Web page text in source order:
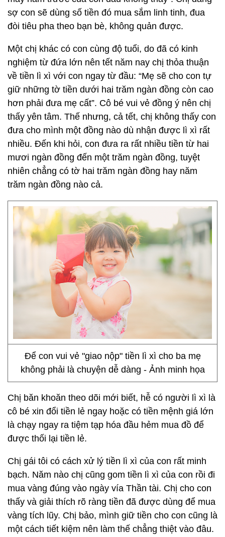
sợ con sẽ dùng số tiền đó mua sắm linh tinh, đua
đòi tiêu pha theo bạn bè, không quản được.
Một chị khác có con cùng độ tuổi, do đã có kinh
nghiệm từ đứa lớn nên tết năm nay chị thỏa thuận
về tiền lì xì với con ngay từ đầu: “Mẹ sẽ cho con tự
giữ những tờ tiền dưới hai trăm ngàn đồng còn cao
hơn phải đưa mẹ cất”. Cô bé vui vẻ đồng ý nên chị
thấy yên tâm. Thế nhưng, cả tết, chị không thấy con
đưa cho mình một đồng nào dù nhận được lì xì rất
nhiều. Đến khi hỏi, con đưa ra rất nhiều tiền từ hai
mươi ngàn đồng đến một trăm ngàn đồng, tuyệt
nhiên chẳng có tờ hai trăm ngàn đồng hay năm
trăm ngàn đồng nào cả.
Để con vui vẻ "giao nộp" tiền lì xì cho ba mẹ
không phải là chuyện dễ dàng - Ảnh minh họa
Chị băn khoăn theo dõi mới biết, hễ có người lì xì là
cô bé xin đổi tiền lẻ ngay hoặc có tiền mệnh giá lớn
là chạy ngay ra tiệm tạp hóa đầu hẻm mua đồ để
được thối lại tiền lẻ.
Chị gái tôi có cách xử lý tiền lì xì của con rất minh
bạch. Năm nào chị cũng gom tiền lì xì của con rồi đi
mua vàng đúng vào ngày vía Thần tài. Chị cho con
thấy và giải thích rõ ràng tiền đã được dùng để mua
vàng tích lũy. Chị bảo, mình giữ tiền cho con cũng là
một cách tiết kiệm nên làm thế chẳng thiệt vào đâu.